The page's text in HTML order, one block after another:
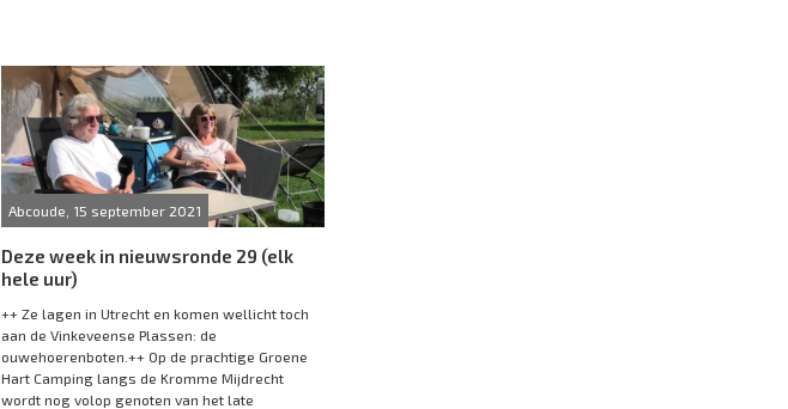
Abcoude, 15 september 2021
Deze week in nieuwsronde 29 (elk
hele uur)
++ Ze lagen in Utrecht en komen wellicht toch
aan de Vinkeveense Plassen: de
ouwehoerenboten.++ Op de prachtige Groene
Hart Camping langs de Kromme Mijdrecht
wordt nog volop genoten van het late